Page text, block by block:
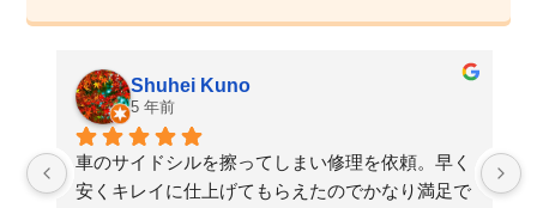
Shuhei Kuno
5 年前
車のサイドシルを擦ってしまい修理を依頼。早く
安くキレイに仕上げてもらえたのでかなり満足で